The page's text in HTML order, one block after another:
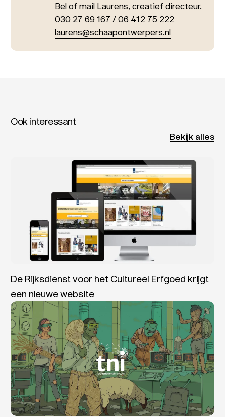
Bel of mail Laurens, creatief directeur.
030 27 69 167 / 06 412 75 222
laurens@schaapontwerpers.nl
Ook interessant
Bekijk alles
De Rijksdienst voor het Cultureel Erfgoed krijgt
een nieuwe website